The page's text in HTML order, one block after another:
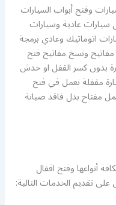
وفتح أبواب السيارات
سيارات عادية وسيارات
اتوماتيك وعادي برمجة
ونسخ مفاتيح فتح
بدون كسر القفل او خدش
مقفلة نعمل في فتح
مفتاح بدل فاقد صيانة
أنواعها وفتح اقفال
تقديم الخدمات التالية: